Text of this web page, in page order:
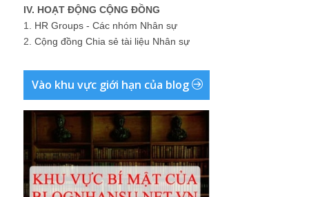
IV. HOẠT ĐỘNG CỘNG ĐỒNG
1. HR Groups - Các nhóm Nhân sự
2. Cộng đồng Chia sẻ tài liệu Nhân sự
Vào khu vực giới hạn của blog